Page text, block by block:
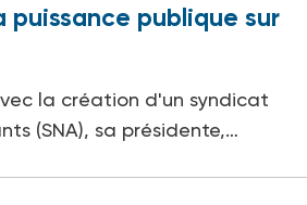
puissance publique sur
la création d'un syndicat
(SNA), sa présidente,…